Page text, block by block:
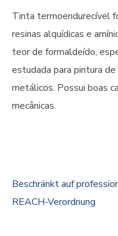
Tinta termoendurecível
resinas alquídicas e
teor de formaldeído,
estudada para pintura
metálicos. Possui boas
mecânicas.
Beschränkt auf
REACH-Verordnung